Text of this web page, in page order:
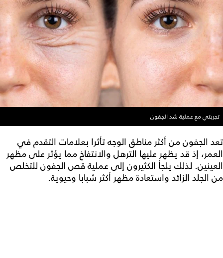
تجربتي مع عملية شد الجفون
تعد الجفون من أكثر مناطق الوجه تأثرا بعلامات التقدم في
العمر، إذ قد يظهر عليها الترهل والانتفاخ مما يؤثر على مظهر
العينين. لذلك يلجأ الكثيرون إلى عملية قص الجفون للتخلص
من الجلد الزائد واستعادة مظهر أكثر شبابا وحيوية.